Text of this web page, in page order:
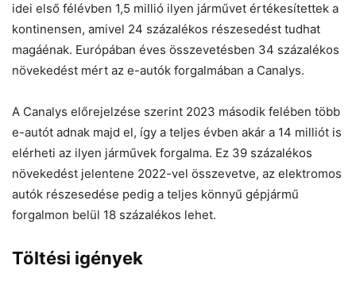
idei első félévben 1,5 millió ilyen járművet értékesítettek a
kontinensen, amivel 24 százalékos részesedést tudhat
magáénak. Európában éves összevetésben 34 százalékos
növekedést mért az e-autók forgalmában a Canalys.
A Canalys előrejelzése szerint 2023 második felében több
e-autót adnak majd el, így a teljes évben akár a 14 milliót is
elérheti az ilyen járművek forgalma. Ez 39 százalékos
növekedést jelentene 2022-vel összevetve, az elektromos
autók részesedése pedig a teljes könnyű gépjármű
forgalmon belül 18 százalékos lehet.
Töltési igények